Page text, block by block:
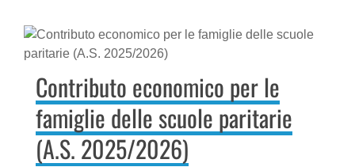
Contributo economico per le
famiglie delle scuole paritarie
(A.S. 2025/2026)